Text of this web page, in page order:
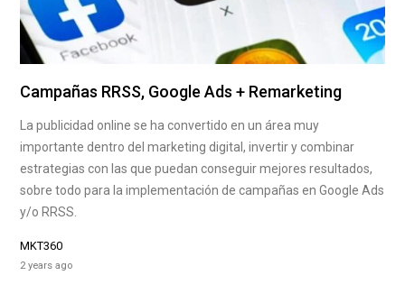
Campañas RRSS, Google Ads + Remarketing
La publicidad online se ha convertido en un área muy
importante dentro del marketing digital, invertir y combinar
estrategias con las que puedan conseguir mejores resultados,
sobre todo para la implementación de campañas en Google Ads
y/o RRSS.
MKT360
2 years ago